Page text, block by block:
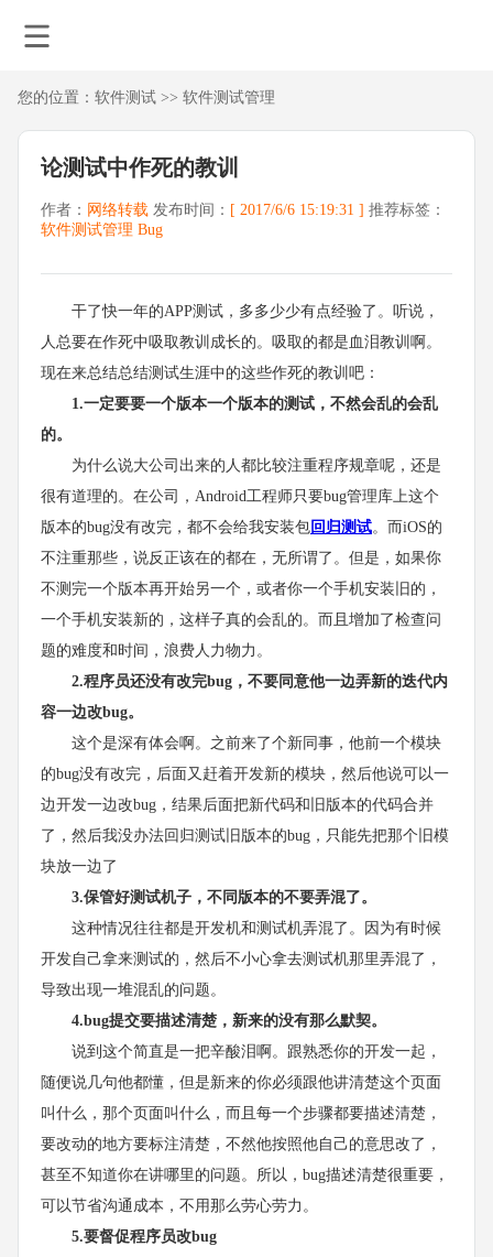
您的位置： 软件测试 >> 软件测试管理
论测试中作死的教训
作者： 网络转载 发布时间： [ 2017/6/6 15:19:31 ] 推荐标签：
软件测试管理 Bug
干了快一年的APP测试，多多少少有点经验了。听说，
人总要在作死中吸取教训成长的。吸取的都是血泪教训啊。
现在来总结总结测试生涯中的这些作死的教训吧：
1.一定要要一个版本一个版本的测试，不然会乱的会乱
的。
为什么说大公司出来的人都比较注重程序规章呢，还是
很有道理的。在公司，Android工程师只要bug管理库上这个
版本的bug没有改完，都不会给我安装包回归测试。而iOS的
不注重那些，说反正该在的都在，无所谓了。但是，如果你
不测完一个版本再开始另一个，或者你一个手机安装旧的，
一个手机安装新的，这样子真的会乱的。而且增加了检查问
题的难度和时间，浪费人力物力。
2.程序员还没有改完bug，不要同意他一边弄新的迭代内
容一边改bug。
这个是深有体会啊。之前来了个新同事，他前一个模块
的bug没有改完，后面又赶着开发新的模块，然后他说可以一
边开发一边改bug，结果后面把新代码和旧版本的代码合并
了，然后我没办法回归测试旧版本的bug，只能先把那个旧模
块放一边了
3.保管好测试机子，不同版本的不要弄混了。
这种情况往往都是开发机和测试机弄混了。因为有时候
开发自己拿来测试的，然后不小心拿去测试机那里弄混了，
导致出现一堆混乱的问题。
4.bug提交要描述清楚，新来的没有那么默契。
说到这个简直是一把辛酸泪啊。跟熟悉你的开发一起，
随便说几句他都懂，但是新来的你必须跟他讲清楚这个页面
叫什么，那个页面叫什么，而且每一个步骤都要描述清楚，
要改动的地方要标注清楚，不然他按照他自己的意思改了，
甚至不知道你在讲哪里的问题。所以，bug描述清楚很重要，
可以节省沟通成本，不用那么劳心劳力。
5.要督促程序员改bug